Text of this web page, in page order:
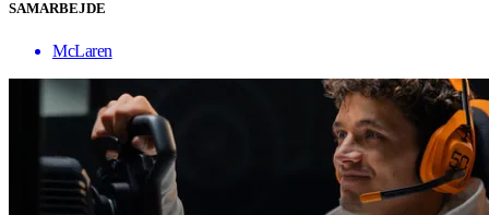
SAMARBEJDE
McLaren